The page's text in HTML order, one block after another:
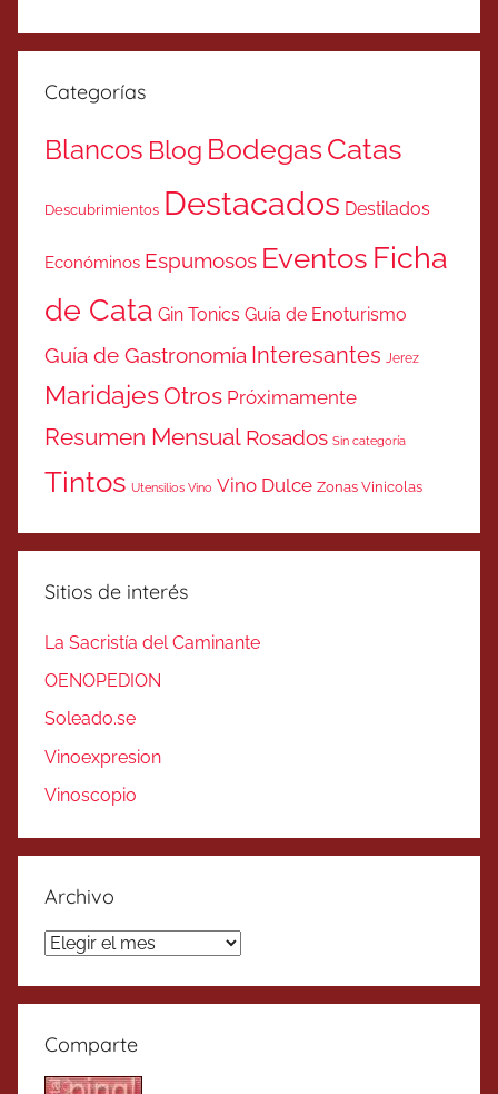
Categorías
Blancos Blog BodegasCatas
Descubrimientos Destacados Destilados
Económinos Espumosos Eventos Ficha
de Cata Gin Tonics Guía de Enoturismo
Guía de Gastronomía Interesantes Jerez
MaridajesOtros Próximamente
Resumen Mensual Rosados Sin categoría
Tintos Utensilios Vino Vino Dulce Zonas Vinicolas
Sitios de interés
La Sacristía del Caminante
OENOPEDION
Soleado.se
Vinoexpresion
Vinoscopio
Archivo
Archivo
Comparte